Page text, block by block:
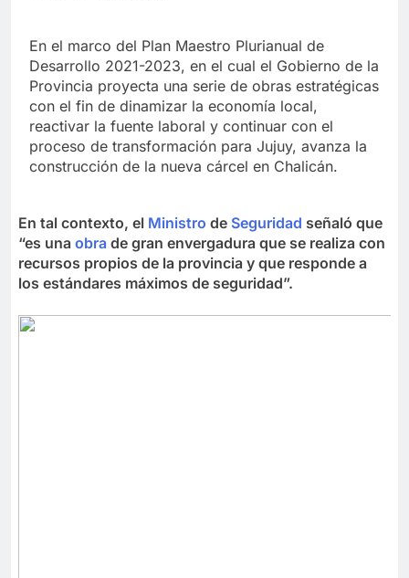
En el marco del Plan Maestro Plurianual de
Desarrollo 2021-2023, en el cual el Gobierno de la
Provincia proyecta una serie de obras estratégicas
con el fin de dinamizar la economía local,
reactivar la fuente laboral y continuar con el
proceso de transformación para Jujuy, avanza la
construcción de la nueva cárcel en Chalicán.
En tal contexto, el Ministro de Seguridad señaló que
“es una obra de gran envergadura que se realiza con
recursos propios de la provincia y que responde a
los estándares máximos de seguridad”.